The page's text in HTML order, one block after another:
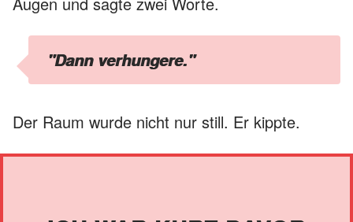
"Dann verhungere."
Der Raum wurde nicht nur still. Er kippte.